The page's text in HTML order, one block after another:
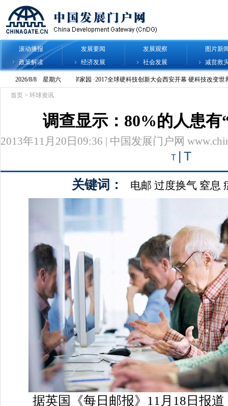
滚动播报 发展要闻 发展观察
图片新
政策解读
经济发展 社会发展 减贫救
首页 > 环球资讯
调查显示：80%的人患有
2013年11月20日09:36 | 中国发展门户网
T T
关键词： 电邮 过度换气 窒息
据英国《每日邮报》11月18日报